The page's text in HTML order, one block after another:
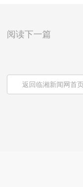
阅读下一篇
返回临湘新闻网首页